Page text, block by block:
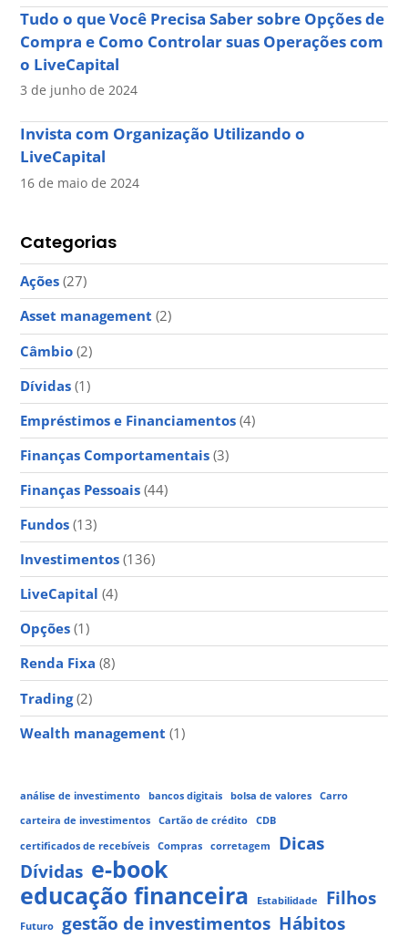
Tudo o que Você Precisa Saber sobre Opções de
Compra e Como Controlar suas Operações com
o LiveCapital
3 de junho de 2024
Invista com Organização Utilizando o
LiveCapital
16 de maio de 2024
Categorias
Ações (27)
Asset management (2)
Câmbio (2)
Dívidas (1)
Empréstimos e Financiamentos (4)
Finanças Comportamentais (3)
Finanças Pessoais (44)
Fundos (13)
Investimentos (136)
LiveCapital (4)
Opções (1)
Renda Fixa (8)
Trading(2)
Wealth management (1)
análise de investimento bancos digitais bolsa de valores
Carro
carteira de investimentos
Cartão de crédito
CDB
certificados de recebíveis
Compras corretagem
Dicas
Dívidas e-book
educação financeira
Estabilidade Filhos
Futuro gestão de investimentos Hábitos